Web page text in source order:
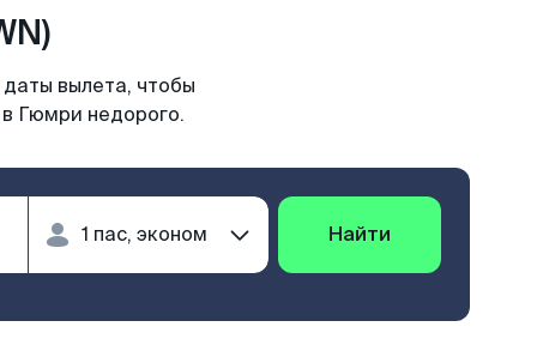
вылета, чтобы
Гюмри недорого.
Найти